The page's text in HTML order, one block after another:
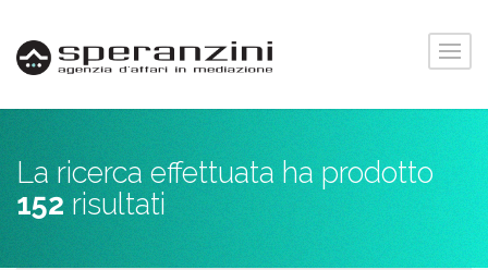
La ricerca effettuata ha prodotto
152 risultati